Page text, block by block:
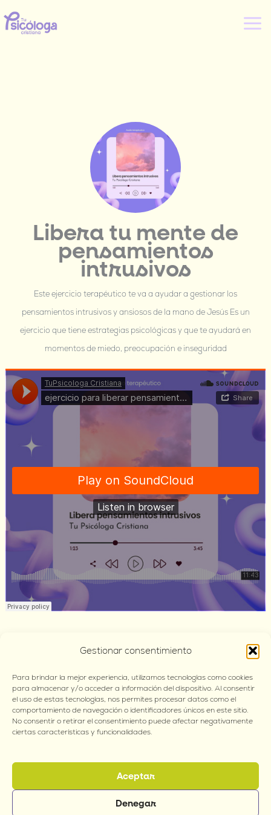
Gestionar consentimiento
Para brindar la mejor experiencia, utilizamos tecnologías como cookies
para almacenar y/o acceder a información del dispositivo. Al consentir
el uso de estas tecnologías, nos permites procesar datos como el
comportamiento de navegación o identificadores únicos en este sitio.
No consentir o retirar el consentimiento puede afectar negativamente
ciertas características y funcionalidades.
Aceptar
Denegar
al
Libera tu mente de
pensamientos
intrusivos
Este ejercicio terapéutico te va a ayudar a gestionar los
pensamientos intrusivos y ansiosos de la mano de Jesús Es un
ejercicio que tiene estrategias psicológicas y que te ayudará en
momentos de miedo, preocupación e inseguridad
Política de privacidad y cookies